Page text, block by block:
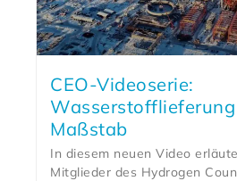
CEO-Videoserie:
Maßstab
In diesem neuen Video
Mitglieder des Hydrogen